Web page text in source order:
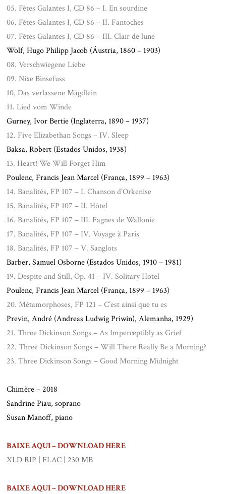
05. Fêtes Galantes I, CD 86 – I. En sourdine
06. Fêtes Galantes I, CD 86 – II. Fantoches
07. Fêtes Galantes I, CD 86 – III. Clair de lune
Wolf, Hugo Philipp Jacob (Áustria, 1860 – 1903)
08. Verschwiegene Liebe
09. Nixe Binsefuss
10. Das verlassene Mägdlein
11. Lied vom Winde
Gurney, Ivor Bertie (Inglaterra, 1890 – 1937)
12. Five Elizabethan Songs – IV. Sleep
Baksa, Robert (Estados Unidos, 1938)
13. Heart! We Will Forget Him
Poulenc, Francis Jean Marcel (França, 1899 – 1963)
14. Banalités, FP 107 – I. Chanson d’Orkenise
15. Banalités, FP 107 – II. Hôtel
16. Banalités, FP 107 – III. Fagnes de Wallonie
17. Banalités, FP 107 – IV. Voyage à Paris
18. Banalités, FP 107 – V. Sanglots
Barber, Samuel Osborne (Estados Unidos, 1910 – 1981)
19. Despite and Still, Op. 41 – IV. Solitary Hotel
Poulenc, Francis Jean Marcel (França, 1899 – 1963)
20. Métamorphoses, FP 121 – C’est ainsi que tu es
Previn, André (Andreas Ludwig Priwin), Alemanha, 1929)
21. Three Dickinson Songs – As Imperceptibly as Grief
22. Three Dickinson Songs – Will There Really Be a Morning?
23. Three Dickinson Songs – Good Morning Midnight
Chimère – 2018
Sandrine Piau, soprano
Susan Manoff, piano
BAIXE AQUI – DOWNLOAD HERE
XLD RIP | FLAC | 230 MB
BAIXE AQUI – DOWNLOAD HERE